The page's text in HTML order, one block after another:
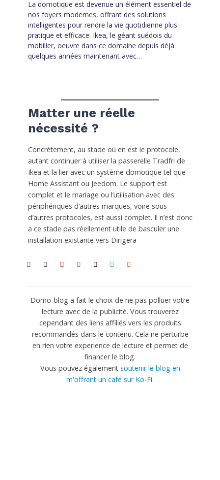
La domotique est devenue un élément essentiel de
nos foyers modernes, offrant des solutions
intelligentes pour rendre la vie quotidienne plus
pratique et efficace. Ikea, le géant suédois du
mobilier, oeuvre dans ce domaine depuis déjà
quelques années maintenant avec…
Matter une réelle
nécessité ?
Concrètement, au stade où en est le protocole,
autant continuer à utiliser la passerelle Tradfri de
Ikea et la lier avec un système domotique tel que
Home Assistant ou Jeedom. Le support est
complet et le mariage ou l’utilisation avec des
périphériques d’autres marques, voire sous
d’autres protocoles, est aussi complet. Il n’est donc
a ce stade pas réellement utile de basculer une
installation existante vers Dirigera
Domo-blog a fait le choix de ne pas polluer votre
lecture avec de la publicité. Vous trouverez
cependant des liens affiliés vers les produits
recommandés dans le contenu. Cela ne perturbe
en rien votre experience de lecture et permet de
financer le blog.
Vous pouvez également soutenir le blog en
m'offrant un café sur Ko-Fi.